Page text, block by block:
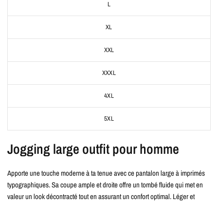
L
XL
XXL
XXXL
4XL
5XL
Jogging large outfit pour homme
Apporte une touche moderne à ta tenue avec ce pantalon large à imprimés
typographiques. Sa coupe ample et droite offre un tombé fluide qui met en
valeur un look décontracté tout en assurant un confort optimal. Léger et